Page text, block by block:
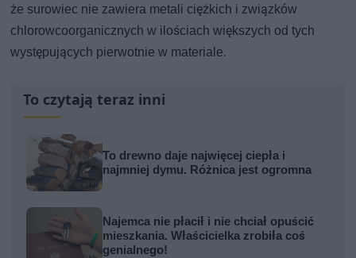
że surowiec nie zawiera metali ciężkich i związków
chlorowcoorganicznych w ilościach większych od tych
występujących pierwotnie w materiale.
To czytają teraz inni
To drewno daje najwięcej ciepła i
najmniej dymu. Różnica jest ogromna
Najemca nie płacił i nie chciał opuścić
mieszkania. Właścicielka zrobiła coś
genialnego!